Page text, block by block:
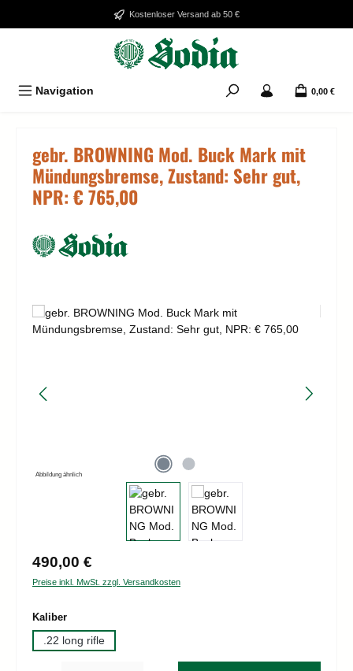
Zum Hauptinhalt springenKostenloser Versand ab 50 €
Navigation 0,00 €
gebr. BROWNING Mod. Buck Mark mit
Mündungsbremse, Zustand: Sehr gut,
NPR: € 765,00
Bildergalerie überspringen
Abbildung ähnlich
Regulärer Preis:
490,00 €
Preise inkl. MwSt. zzgl. Versandkosten
Kaliberauswählen
.22 long rifle